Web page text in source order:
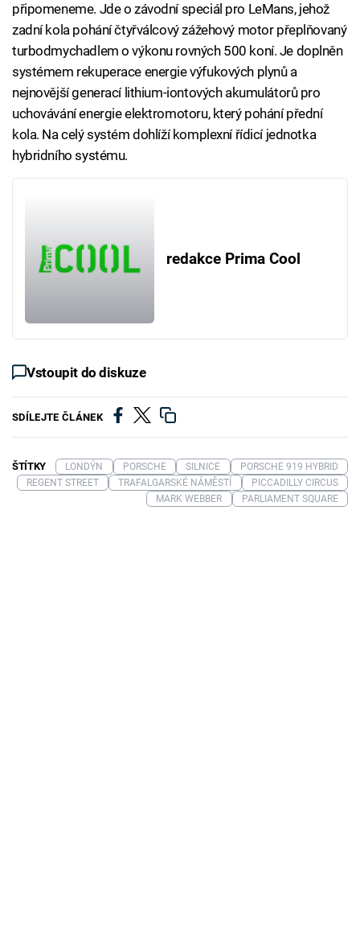
připomeneme. Jde o závodní speciál pro LeMans, jehož
zadní kola pohání čtyřválcový zážehový motor přeplňovaný
turbodmychadlem o výkonu rovných 500 koní. Je doplněn
systémem rekuperace energie výfukových plynů a
nejnovější generací lithium-iontových akumulátorů pro
uchovávání energie elektromotoru, který pohání přední
kola. Na celý systém dohlíží komplexní řídicí jednotka
hybridního systému.
redakce Prima Cool
Vstoupit do diskuze
SDÍLEJTE ČLÁNEK
ŠTÍTKY LONDÝN PORSCHE SILNICE
PORSCHE 919 HYBRID
REGENT STREET
TRAFALGARSKÉ NÁMĚSTÍ
PICCADILLY CIRCUS
MARK WEBBER
PARLIAMENT SQUARE